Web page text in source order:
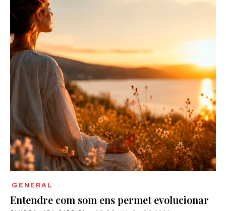
GENERAL
Entendre com som ens permet evolucionar